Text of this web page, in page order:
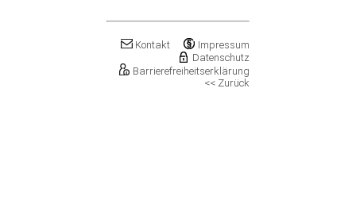
Klötze, Stadt
Könnern, Stadt
Impressum
Kontakt
Datenschutz
Barrierefreiheitserklärung
<< Zurück